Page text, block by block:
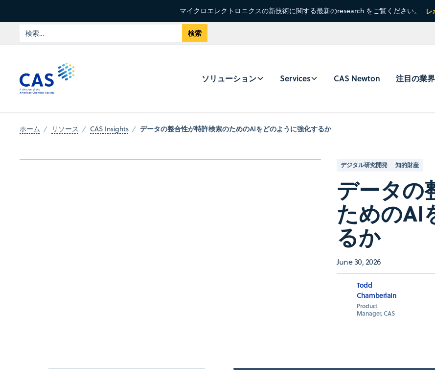
マイクロエレクトロニクスの新技術に関する最新のresearch をご覧ください。
ソリューション Services CAS Newton 注目の業界
ホーム リソース CAS Insights データの整合性が特許検索のためのAIをどのように強化するか
デジタル研究開発 知的財産
データの
ためのAI
るか
June 30, 2026
Todd
Chamberlain
Product
Manager, CAS